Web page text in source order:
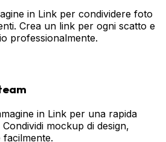
in Link per condividere foto
Crea un link per ogni scatto e
professionalmente.
in Link per una rapida
mockup di design,